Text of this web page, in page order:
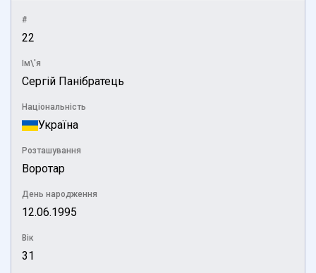
#
22
Ім\'я
Сергій Панібратець
Національність
Україна
Розташування
Воротар
День народження
12.06.1995
Вік
31